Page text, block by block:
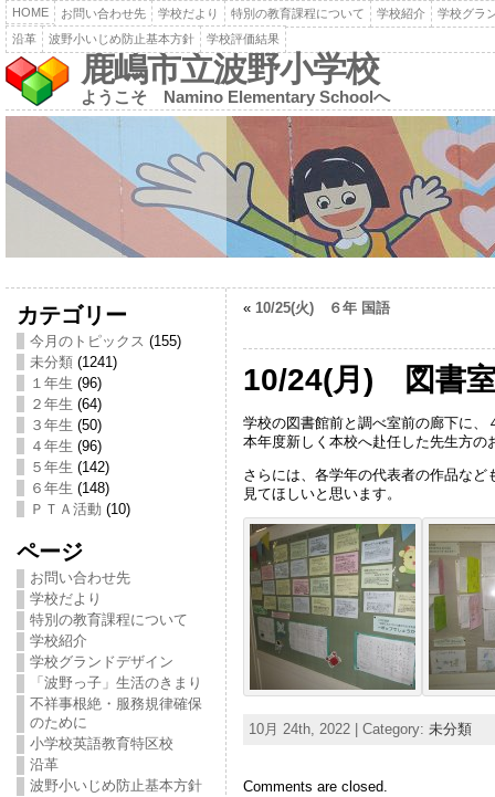
HOME お問い合わせ先 学校だより 特別の教育課程について 学校紹介
学校グラ
沿革
波野小いじめ防止基本方針 学校評価結果
鹿嶋市立波野小学校
ようこそ Namino Elementary Schoolへ
カテゴリー
今月のトピックス (155)
未分類(1241)
１年生 (96)
２年生 (64)
３年生 (50)
４年生 (96)
５年生 (142)
６年生 (148)
ＰＴＡ活動 (10)
ページ
お問い合わせ先
学校だより
特別の教育課程について
学校紹介
学校グランドデザイン
「波野っ子」生活のきまり
不祥事根絶・服務規律確保
のために
小学校英語教育特区校
沿革
波野小いじめ防止基本方針
« 10/25(火) ６年 国語
10/24(月) 図書
学校の図書館前と調べ室前の廊下に
本年度新しく本校へ赴任した先生方
さらには、各学年の代表者の作品な
見てほしいと思います。
10月 24th, 2022 | Category: 未分類
Comments are closed.